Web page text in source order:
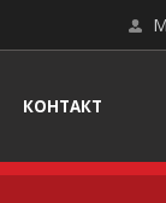
КОНТАКТ